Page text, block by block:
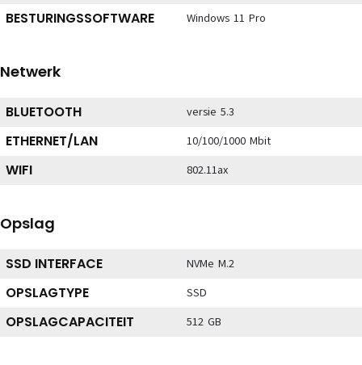
BESTURINGSSOFTWARE Windows 11 Pro
Netwerk
BLUETOOTH versie 5.3
ETHERNET/LAN 10/100/1000 Mbit
WIFI 802.11ax
Opslag
SSD INTERFACE NVMe M.2
OPSLAGTYPE SSD
OPSLAGCAPACITEIT 512 GB